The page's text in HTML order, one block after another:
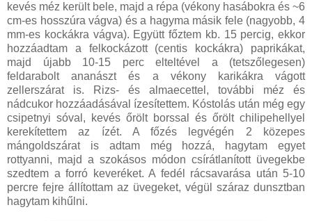
kevés méz került bele, majd a répa (vékony hasábokra és ~6
cm-es hosszúra vágva) és a hagyma másik fele (nagyobb, 4
mm-es kockákra vágva). Együtt főztem kb. 15 percig, ekkor
hozzáadtam a felkockázott (centis kockákra) paprikákat,
majd újabb 10-15 perc elteltével a (tetszőlegesen)
feldarabolt ananászt és a vékony karikákra vágott
zellerszárat is. Rizs- és almaecettel, további méz és
nádcukor hozzáadásával ízesítettem. Kóstolás után még egy
csipetnyi sóval, kevés őrölt borssal és őrölt chilipehellyel
kerekítettem az ízét. A főzés legvégén 2 közepes
mángoldszárat is adtam még hozzá, hagytam egyet
rottyanni, majd a szokásos módon csírátlanított üvegekbe
szedtem a forró keveréket. A fedél rácsavarása után 5-10
percre fejre állítottam az üvegeket, végül száraz dunsztban
hagytam kihűlni.